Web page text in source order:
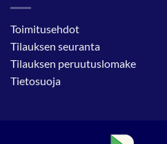
Toimitusehdot
Tilauksen seuranta
Tilauksen peruutuslomake
Tietosuoja